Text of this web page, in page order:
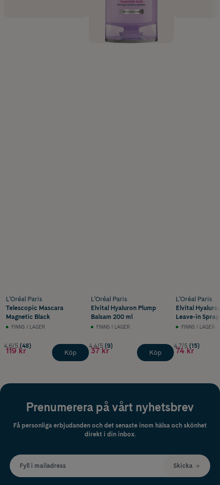
L'Oréal Paris
Telescopic Mascara
Magnetic Black
FINNS I LAGER
4.6/5 (48)
119 kr Köp
L'Oréal Paris
Elvital Hyaluron Plump
Balsam 200 ml
FINNS I LAGER
4.4/5 (9)
37 kr Köp
L'Oréal Paris
Elvital
Leave-in Spray
FINNS I LAGER
4.7/5 (15)
74 kr
Prenumerera på vårt nyhetsbrev
Få personliga erbjudanden och det senaste inom hälsa och skönhet
direkt i din inbox.
Fyll i mailadress Skicka